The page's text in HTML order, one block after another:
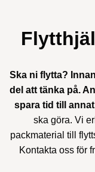
Ska ni flytta?
del att tänka på.
spara tid till
ska göra. Vi
packmaterial till
Kontakta oss för